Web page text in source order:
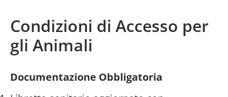
Condizioni di Accesso per
gli Animali
Documentazione Obbligatoria